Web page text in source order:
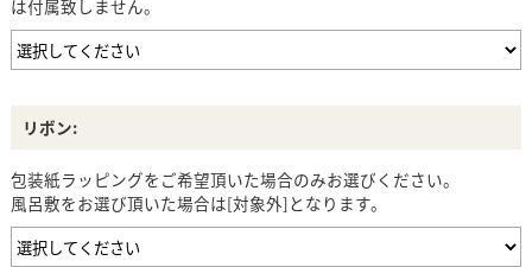
は付属致しません。
リボン:
包装紙ラッピングをご希望頂いた場合のみお選びください。
風呂敷をお選び頂いた場合は[対象外]となります。